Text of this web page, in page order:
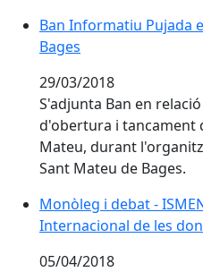
Ban Informatiu Pujada
Bages
29/03/2018
S'adjunta Ban en
d'obertura i tancament
Mateu, durant
Sant Mateu de Bages.
Monòleg i debat -
Internacional de les
05/04/2018